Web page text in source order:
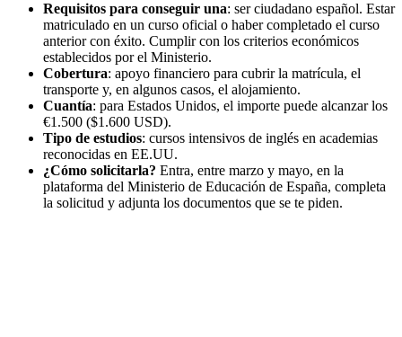
Requisitos para conseguir una: ser ciudadano español. Estar
matriculado en un curso oficial o haber completado el curso
anterior con éxito. Cumplir con los criterios económicos
establecidos por el Ministerio.
Cobertura: apoyo financiero para cubrir la matrícula, el
transporte y, en algunos casos, el alojamiento.
Cuantía: para Estados Unidos, el importe puede alcanzar los
€1.500 ($1.600 USD).
Tipo de estudios: cursos intensivos de inglés en academias
reconocidas en EE.UU.
¿Cómo solicitarla? Entra, entre marzo y mayo, en la
plataforma del Ministerio de Educación de España, completa
la solicitud y adjunta los documentos que se te piden.